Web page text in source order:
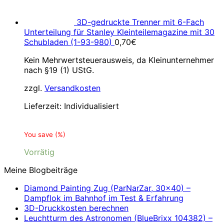
3D-gedruckte Trenner mit 6-Fach
Unterteilung für Stanley Kleinteilemagazine mit 30
Schubladen (1-93-980) 0,70€
Kein Mehrwertsteuerausweis, da Kleinunternehmer
nach §19 (1) UStG.
zzgl. Versandkosten
Lieferzeit: Individualisiert
You save (%)
Vorrätig
Meine Blogbeiträge
Diamond Painting Zug (ParNarZar, 30×40) –
Dampflok im Bahnhof im Test & Erfahrung
3D-Druckkosten berechnen
Leuchtturm des Astronomen (BlueBrixx 104382) –